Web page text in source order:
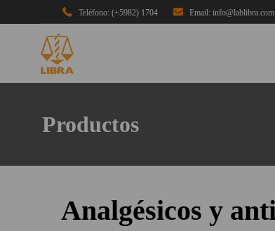
Teléfono: (+5982) 1704 Email: info@lablibra.com
Productos
Analgésicos y